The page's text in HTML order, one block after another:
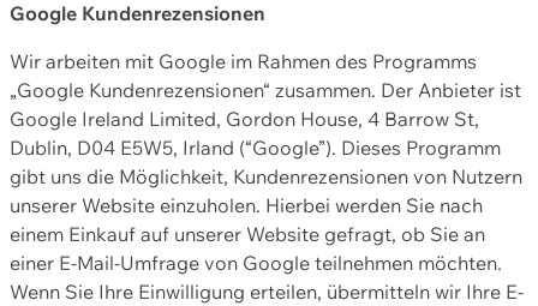
Google Kundenrezensionen
Wir arbeiten mit Google im Rahmen des Programms
„Google Kundenrezensionen“ zusammen. Der Anbieter ist
Google Ireland Limited, Gordon House, 4 Barrow St,
Dublin, D04 E5W5, Irland (“Google”). Dieses Programm
gibt uns die Möglichkeit, Kundenrezensionen von Nutzern
unserer Website einzuholen. Hierbei werden Sie nach
einem Einkauf auf unserer Website gefragt, ob Sie an
einer E-Mail-Umfrage von Google teilnehmen möchten.
Wenn Sie Ihre Einwilligung erteilen, übermitteln wir Ihre E-